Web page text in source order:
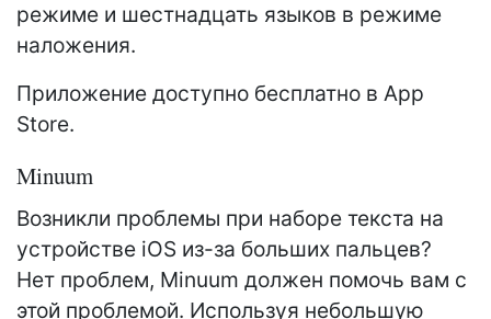
режиме и шестнадцать языков в режиме
наложения.
Приложение доступно бесплатно в App
Store.
Minuum
Возникли проблемы при наборе текста на
устройстве iOS из-за больших пальцев?
Нет проблем, Minuum должен помочь вам с
этой проблемой. Используя небольшую